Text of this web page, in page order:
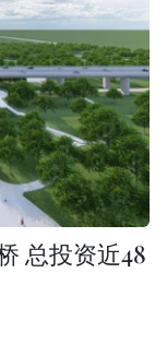
总投资近48